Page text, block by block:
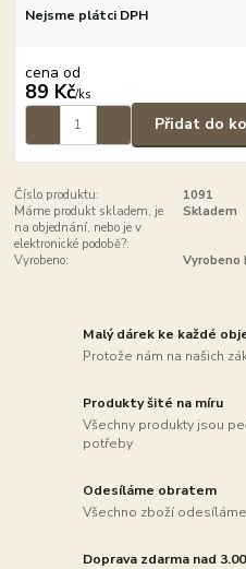
Nejsme plátci DPH
cena od
89 Kč/ks
Přidat do
Číslo produktu:
1091
Máme produkt skladem, je
na objednání, nebo je v
elektronické podobě?:
Skladem
Vyrobeno: Vyrobeno
Malý dárek ke každé
Protože nám na našich
Produkty šité na míru
Všechny produkty jsou
potřeby
Odesíláme obratem
Všechno zboží
Doprava zdarma nad